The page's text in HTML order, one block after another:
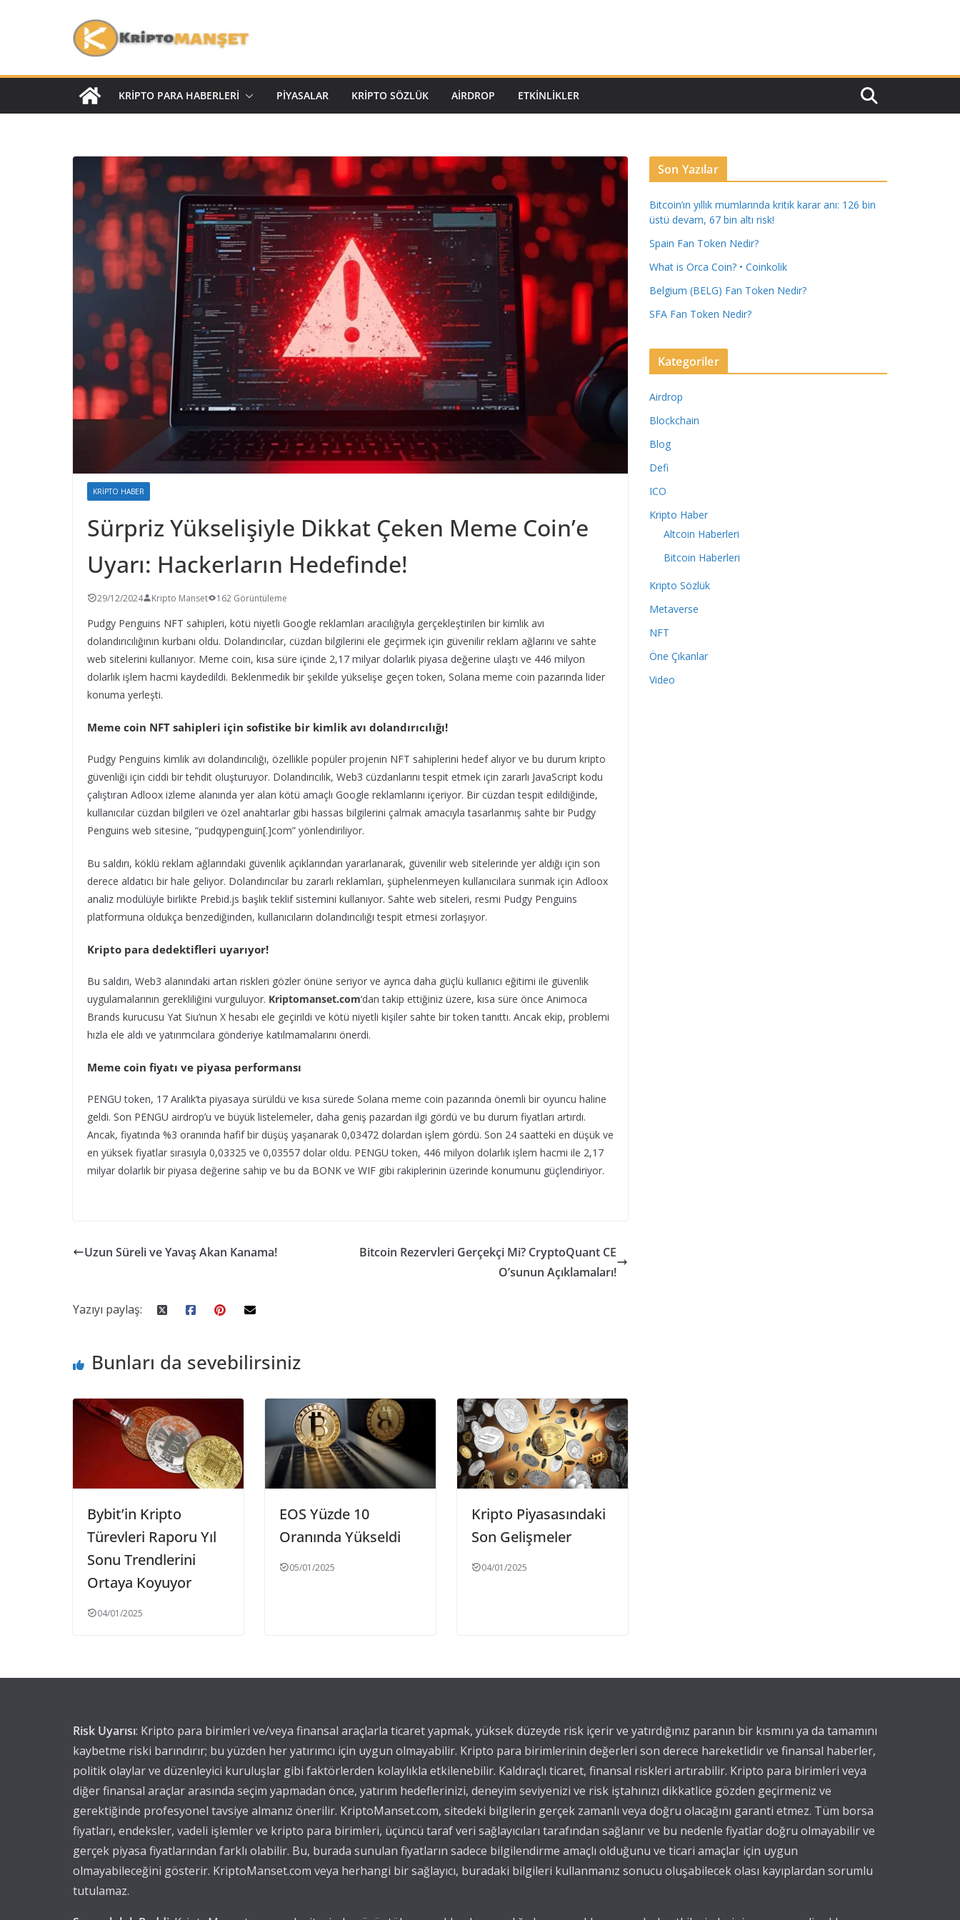
KRIPTO PARA HABERLERI PIYASALAR KRIPTO SÖZLÜK AIRDROP ETKINLIKLER
KRIPTO HABER
Sürpriz Yükselişiyle Dikkat Çeken Meme Coin’e
Uyarı: Hackerların Hedefinde!
29/12/2024 Kripto Manset 162 Görüntüleme
Pudgy Penguins NFT sahipleri, kötü niyetli Google reklamları aracılığıyla gerçekleştirilen bir kimlik avı
dolandırıcılığının kurbanı oldu. Dolandırıcılar, cüzdan bilgilerini ele geçirmek için güvenilir reklam ağlarını ve sahte
web sitelerini kullanıyor. Meme coin, kısa süre içinde 2,17 milyar dolarlık piyasa değerine ulaştı ve 446 milyon
dolarlık işlem hacmi kaydedildi. Beklenmedik bir şekilde yükselişe geçen token, Solana meme coin pazarında lider
konuma yerleşti.
Meme coin NFT sahipleri için sofistike bir kimlik avı dolandırıcılığı!
Pudgy Penguins kimlik avı dolandırıcılığı, özellikle popüler projenin NFT sahiplerini hedef alıyor ve bu durum kripto
güvenliği için ciddi bir tehdit oluşturuyor. Dolandırıcılık, Web3 cüzdanlarını tespit etmek için zararlı JavaScript kodu
çalıştıran Adloox izleme alanında yer alan kötü amaçlı Google reklamlarını içeriyor. Bir cüzdan tespit edildiğinde,
kullanıcılar cüzdan bilgileri ve özel anahtarlar gibi hassas bilgilerini çalmak amacıyla tasarlanmış sahte bir Pudgy
Penguins web sitesine, “pudqypenguin[.]com” yönlendiriliyor.
Bu saldırı, köklü reklam ağlarındaki güvenlik açıklarından yararlanarak, güvenilir web sitelerinde yer aldığı için son
derece aldatıcı bir hale geliyor. Dolandırıcılar bu zararlı reklamları, şüphelenmeyen kullanıcılara sunmak için Adloox
analiz modülüyle birlikte Prebid.js başlık teklif sistemini kullanıyor. Sahte web siteleri, resmi Pudgy Penguins
platformuna oldukça benzediğinden, kullanıcıların dolandırıcılığı tespit etmesi zorlaşıyor.
Kripto para dedektifleri uyarıyor!
Bu saldırı, Web3 alanındaki artan riskleri gözler önüne seriyor ve ayrıca daha güçlü kullanıcı eğitimi ile güvenlik
uygulamalarının gerekliliğini vurguluyor. Kriptomanset.com‘dan takip ettiğiniz üzere, kısa süre önce Animoca
Brands kurucusu Yat Siu’nun X hesabı ele geçirildi ve kötü niyetli kişiler sahte bir token tanıttı. Ancak ekip, problemi
hızla ele aldı ve yatırımcılara gönderiye katılmamalarını önerdi.
Meme coin fiyatı ve piyasa performansı
PENGU token, 17 Aralık’ta piyasaya sürüldü ve kısa sürede Solana meme coin pazarında önemli bir oyuncu haline
geldi. Son PENGU airdrop’u ve büyük listelemeler, daha geniş pazardan ilgi gördü ve bu durum fiyatları artırdı.
Ancak, fiyatında %3 oranında hafif bir düşüş yaşanarak 0,03472 dolardan işlem gördü. Son 24 saatteki en düşük ve
en yüksek fiyatlar sırasıyla 0,03325 ve 0,03557 dolar oldu. PENGU token, 446 milyon dolarlık işlem hacmi ile 2,17
milyar dolarlık bir piyasa değerine sahip ve bu da BONK ve WIF gibi rakiplerinin üzerinde konumunu güçlendiriyor.
Uzun Süreli ve Yavaş Akan Kanama!
Bitcoin Rezervleri Gerçekçi Mi? CryptoQuant CE
O’sunun Açıklamaları!
Yazıyı paylaş:
Bunları da sevebilirsiniz
Bybit’in Kripto
Türevleri Raporu Yıl
Sonu Trendlerini
Ortaya Koyuyor
04/01/2025
EOS Yüzde 10
Oranında Yükseldi
05/01/2025
Kripto Piyasasındaki
Son Gelişmeler
04/01/2025
Son Yazılar
Bitcoin’ın yıllık mumlarında kritik karar anı: 126 bin
üstü devam, 67 bin altı risk!
Spain Fan Token Nedir?
What is Orca Coin? • Coinkolik
Belgium (BELG) Fan Token Nedir?
SFA Fan Token Nedir?
Kategoriler
Airdrop
Blockchain
Blog
Defi
ICO
Kripto Haber
Altcoin Haberleri
Bitcoin Haberleri
Kripto Sözlük
Metaverse
NFT
Öne Çıkanlar
Video
Risk Uyarısı: Kripto para birimleri ve/veya finansal araçlarla ticaret yapmak, yüksek düzeyde risk içerir ve yatırdığınız paranın bir kısmını ya da tamamını
kaybetme riski barındırır; bu yüzden her yatırımcı için uygun olmayabilir. Kripto para birimlerinin değerleri son derece hareketlidir ve finansal haberler,
politik olaylar ve düzenleyici kuruluşlar gibi faktörlerden kolaylıkla etkilenebilir. Kaldıraçlı ticaret, finansal riskleri artırabilir. Kripto para birimleri veya
diğer finansal araçlar arasında seçim yapmadan önce, yatırım hedeflerinizi, deneyim seviyenizi ve risk iştahınızı dikkatlice gözden geçirmeniz ve
gerektiğinde profesyonel tavsiye almanız önerilir. KriptoManset.com, sitedeki bilgilerin gerçek zamanlı veya doğru olacağını garanti etmez. Tüm borsa
fiyatları, endeksler, vadeli işlemler ve kripto para birimleri, üçüncü taraf veri sağlayıcıları tarafından sağlanır ve bu nedenle fiyatlar doğru olmayabilir ve
gerçek piyasa fiyatlarından farklı olabilir. Bu, burada sunulan fiyatların sadece bilgilendirme amaçlı olduğunu ve ticari amaçlar için uygun
olmayabileceğini gösterir. KriptoManset.com veya herhangi bir sağlayıcı, buradaki bilgileri kullanmanız sonucu oluşabilecek olası kayıplardan sorumlu
tutulamaz.